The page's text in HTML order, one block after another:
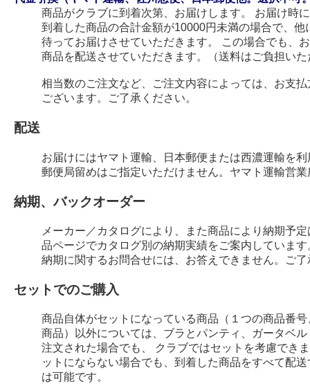
商品がクラブに到着次第、お届けします。 お届け時
到着した商品の合計金額が10000円未満の場合で、
待ってお届けさせていただきます。 この場合でも、
商品を配送させていただきます。（送料はご負担い
相当数のご注文など、ご注文内容によっては、お支
ございます。ご了承ください。
配送
お届けにはヤマト運輸、日本郵便または西濃運輸を
郵便局留めはご指定いただけません。ヤマト運輸営
納期、バックオーダー
メーカー／カタログにより、また商品により納期予
品ページでカタログ別の納期実績をご案内しています
納期に関するお問合せには、お答えできません。ご
セットでのご購入
商品自体がセットになっている商品（１つの商品番
商品）以外については、ブラとパンティ、ガータベ
注文された場合でも、 クラブではセットを考慮でき
ットにならない場合でも、到着した商品をすべて配
は可能です。